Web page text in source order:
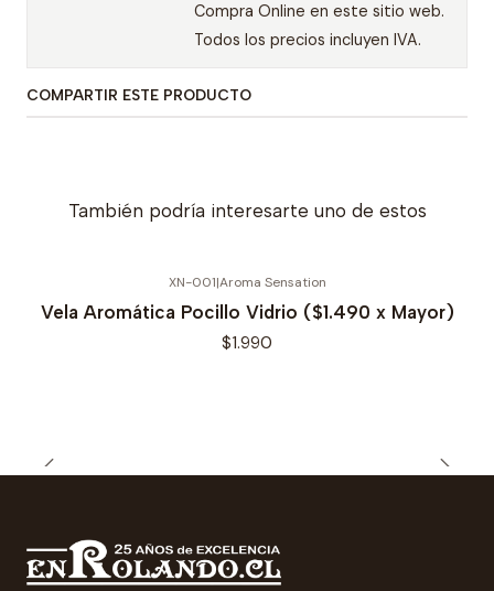
Compra Online en este sitio web.
Todos los precios incluyen IVA.
COMPARTIR ESTE PRODUCTO
También podría interesarte uno de estos
XN-001|Aroma Sensation
Vela Aromática Pocillo Vidrio ($1.490 x Mayor)
$1.990